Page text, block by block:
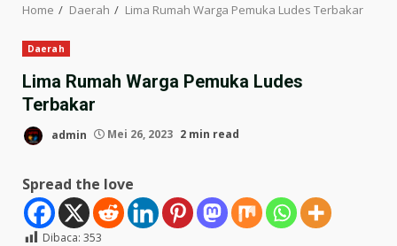
Home Daerah Lima Rumah Warga Pemuka Ludes Terbakar
Daerah
Lima Rumah Warga Pemuka Ludes
Terbakar
admin Mei 26, 2023 2 min read
Spread the love
Dibaca: 353